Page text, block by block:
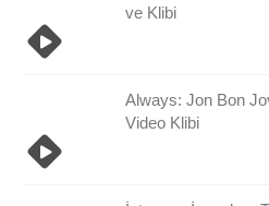
ve Klibi
Always: Jon Bon
Video Klibi